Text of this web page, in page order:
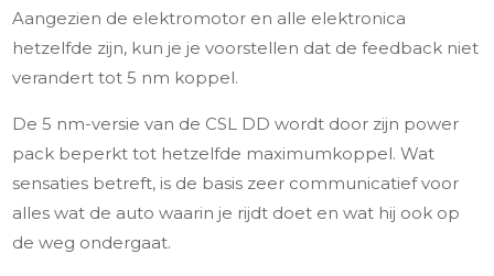
Aangezien de elektromotor en alle elektronica
hetzelfde zijn, kun je je voorstellen dat de feedback niet
verandert tot 5 nm koppel.
De 5 nm-versie van de CSL DD wordt door zijn power
pack beperkt tot hetzelfde maximumkoppel. Wat
sensaties betreft, is de basis zeer communicatief voor
alles wat de auto waarin je rijdt doet en wat hij ook op
de weg ondergaat.